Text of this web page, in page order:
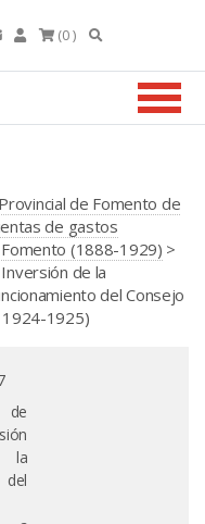
(0 )
de Fomento de
de gastos
(1888-1929) >
de la
del Consejo
1925)
de
del